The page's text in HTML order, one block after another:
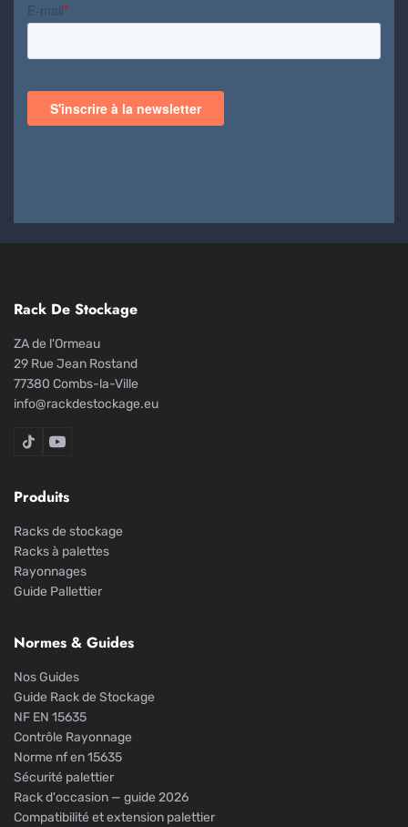
Rack De Stockage
ZA de l'Ormeau
29 Rue Jean Rostand
77380 Combs-la-Ville
info@rackdestockage.eu
Rack De Stockage sur TikTok
Rack De Stockage sur YouTube
Produits
Racks de stockage
Racks à palettes
Rayonnages
Guide Pallettier
Normes & Guides
Nos Guides
Guide Rack de Stockage
NF EN 15635
Contrôle Rayonnage
Norme nf en 15635
Sécurité palettier
Rack d'occasion — guide 2026
Compatibilité et extension palettier